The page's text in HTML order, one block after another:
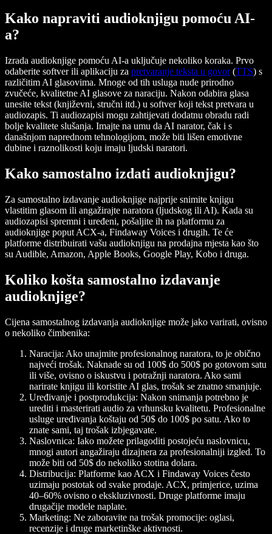
Kako napraviti audioknjigu pomoću AI-
a?
Izrada audioknjige pomoću AI-a uključuje nekoliko koraka. Prvo
odaberite softver ili aplikaciju za pretvaranje teksta u govor(TTS) s
različitim AI glasovima. Mnoge od tih usluga nude prirodno
zvučeće, kvalitetne AI glasove za naraciju. Nakon odabira glasa
unesite tekst (književni, stručni itd.) u softver koji tekst pretvara u
audiozapis. Ti audiozapisi mogu zahtijevati dodatnu obradu radi
bolje kvalitete slušanja. Imajte na umu da AI narator, čak i s
današnjom naprednom tehnologijom, može biti lišen emotivne
dubine i raznolikosti koju imaju ljudski naratori.
Kako samostalno izdati audioknjigu?
Za samostalno izdavanje audioknjige najprije snimite knjigu
vlastitim glasom ili angažirajte naratora (ljudskog ili AI). Kada su
audiozapisi spremni i uređeni, pošaljite ih na platformu za
audioknjige poput ACX-a, Findaway Voices i drugih. Te će
platforme distribuirati vašu audioknjigu na prodajna mjesta kao što
su Audible, Amazon, Apple Books, Google Play, Kobo i druga.
Koliko košta samostalno izdavanje
audioknjige?
Cijena samostalnog izdavanja audioknjige može jako varirati, ovisno
o nekoliko čimbenika:
Naracija: Ako unajmite profesionalnog naratora, to je obično
najveći trošak. Naknade su od 100$ do 500$ po gotovom satu
ili više, ovisno o iskustvu i potražnji naratora. Ako sami
narirate knjigu ili koristite AI glas, trošak se znatno smanjuje.
Uređivanje i postprodukcija: Nakon snimanja potrebno je
urediti i masterirati audio za vrhunsku kvalitetu. Profesionalne
usluge uređivanja koštaju od 50$ do 100$ po satu. Ako to
znate sami, taj trošak izbjegavate.
Naslovnica: Iako možete prilagoditi postojeću naslovnicu,
mnogi autori angažiraju dizajnera za profesionalniji izgled. To
može biti od 50$ do nekoliko stotina dolara.
Distribucija: Platforme kao ACX i Findaway Voices često
uzimaju postotak od svake prodaje. ACX, primjerice, uzima
40–60% ovisno o ekskluzivnosti. Druge platforme imaju
drugačije modele naplate.
Marketing: Ne zaboravite na trošak promocije: oglasi,
recenzije i druge marketinške aktivnosti.